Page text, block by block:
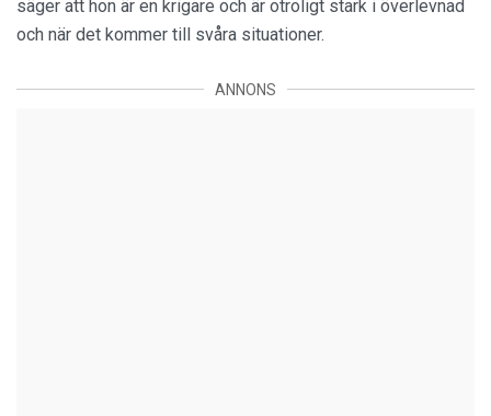
säger att hon är en krigare och är otroligt stark i överlevnad
och när det kommer till svåra situationer.
ANNONS